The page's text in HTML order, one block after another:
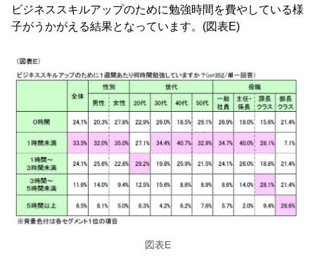
ビジネススキルアップのために勉強時間を費やしている様
子がうかがえる結果となっています。(図表E)
図表E